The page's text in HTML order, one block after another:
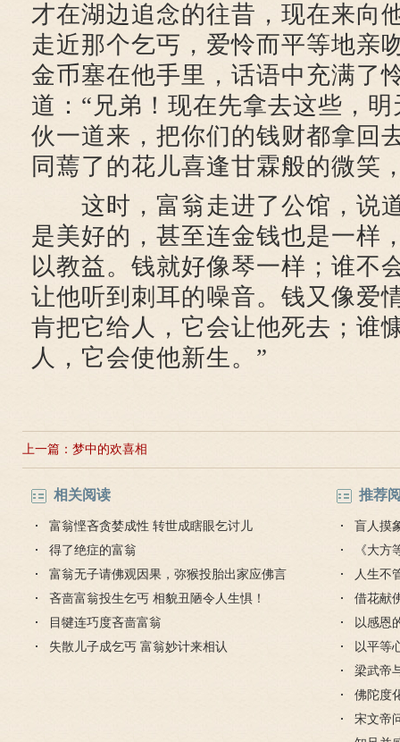
才在湖边追念的往昔，现在来向
走近那个乞丐，爱怜而平等地亲
金币塞在他手里，话语中充满了
道：“兄弟！现在先拿去这些，
伙一道来，把你们的钱财都拿回
同蔫了的花儿喜逢甘霖般的微笑
这时，富翁走进了公馆，说
是美好的，甚至连金钱也是一样
以教益。钱就好像琴一样；谁不
让他听到刺耳的噪音。钱又像爱
肯把它给人，它会让他死去；谁
人，它会使他新生。”
上一篇： 梦中的欢喜相
相关阅读
富翁悭吝贪婪成性 转世成瞎眼乞讨儿
得了绝症的富翁
富翁无子请佛观因果，弥猴投胎出家应佛言
吝啬富翁投生乞丐 相貌丑陋令人生惧！
目犍连巧度吝啬富翁
失散儿子成乞丐 富翁妙计来相认
推荐
盲人摸
《大
人生不
对待
借花献
灯佛
以感恩
以平等
梁武帝
是哪个
佛陀度
宋文帝